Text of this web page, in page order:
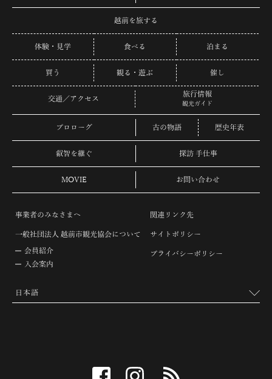
越前を旅する
体験・見学 食べる 泊まる
買う 観る・遊ぶ 催し
交通／アクセス
旅行情報
観光ガイド
プロローグ 古の物語 歴史年表
叡智を継ぐ 探訪 手仕事
MOVIE お問い合わせ
事業者のみなさまへ
一般社団法人 越前市観光協会について
会員紹介
入会案内
関連リンク先
サイトポリシー
プライバシーポリシー
facebook instagram